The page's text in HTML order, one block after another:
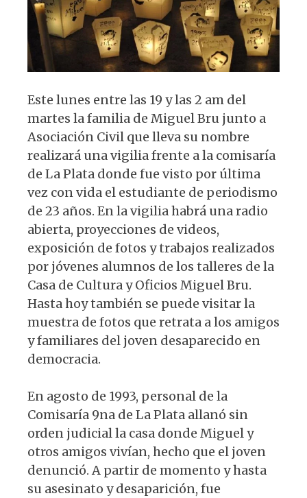
Este lunes entre las 19 y las 2 am del
martes la familia de Miguel Bru junto a
Asociación Civil que lleva su nombre
realizará una vigilia frente a la comisaría
de La Plata donde fue visto por última
vez con vida el estudiante de periodismo
de 23 años. En la vigilia habrá una radio
abierta, proyecciones de videos,
exposición de fotos y trabajos realizados
por jóvenes alumnos de los talleres de la
Casa de Cultura y Oficios Miguel Bru.
Hasta hoy también se puede visitar la
muestra de fotos que retrata a los amigos
y familiares del joven desaparecido en
democracia.
En agosto de 1993, personal de la
Comisaría 9na de La Plata allanó sin
orden judicial la casa donde Miguel y
otros amigos vivían, hecho que el joven
denunció. A partir de momento y hasta
su asesinato y desaparición, fue